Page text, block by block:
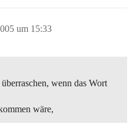
um 15:33
wenn das Wort
wäre,